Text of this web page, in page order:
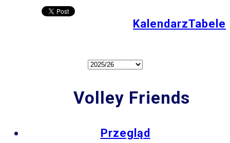
KalendarzTabele
Volley Friends
Przegląd